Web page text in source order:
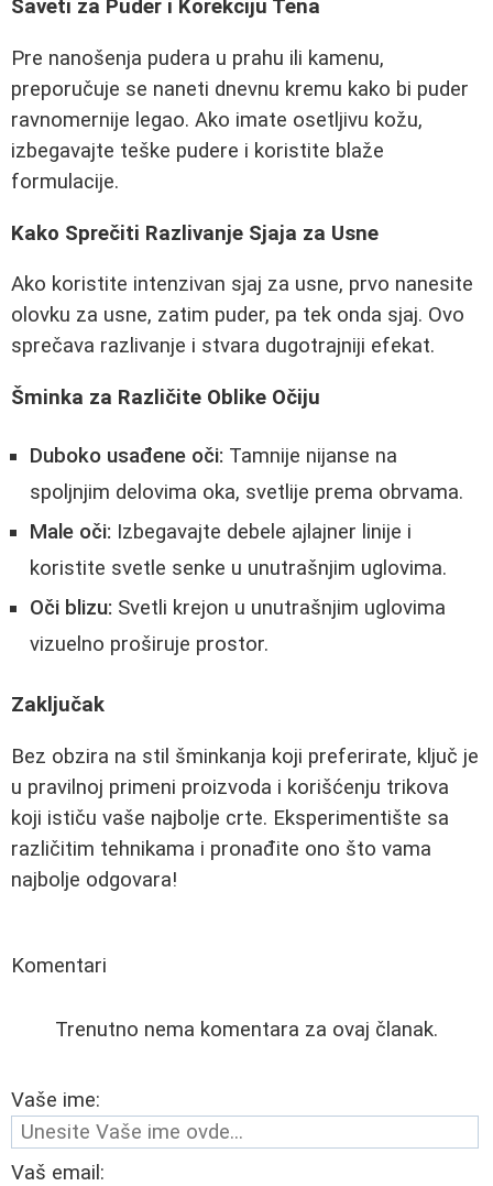
Saveti za Puder i Korekciju Tena
Pre nanošenja pudera u prahu ili kamenu,
preporučuje se naneti dnevnu kremu kako bi puder
ravnomernije legao. Ako imate osetljivu kožu,
izbegavajte teške pudere i koristite blaže
formulacije.
Kako Sprečiti Razlivanje Sjaja za Usne
Ako koristite intenzivan sjaj za usne, prvo nanesite
olovku za usne, zatim puder, pa tek onda sjaj. Ovo
sprečava razlivanje i stvara dugotrajniji efekat.
Šminka za Različite Oblike Očiju
Duboko usađene oči: Tamnije nijanse na
spoljnjim delovima oka, svetlije prema obrvama.
Male oči: Izbegavajte debele ajlajner linije i
koristite svetle senke u unutrašnjim uglovima.
Oči blizu: Svetli krejon u unutrašnjim uglovima
vizuelno proširuje prostor.
Zaključak
Bez obzira na stil šminkanja koji preferirate, ključ je
u pravilnoj primeni proizvoda i korišćenju trikova
koji ističu vaše najbolje crte. Eksperimentište sa
različitim tehnikama i pronađite ono što vama
najbolje odgovara!
Komentari
Trenutno nema komentara za ovaj članak.
Vaše ime:
Vaš email: